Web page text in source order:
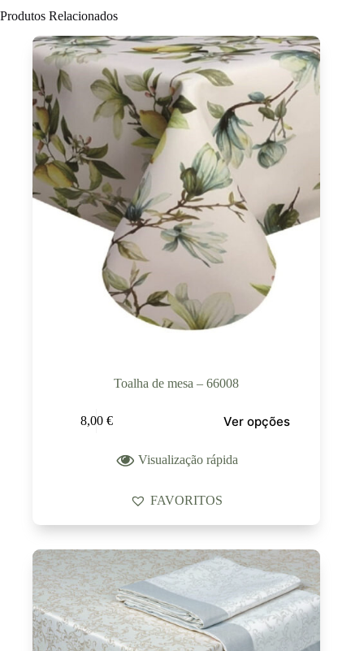
Produtos Relacionados
Toalha de mesa – 66008
8,00 € Ver opções
Visualização rápida
FAVORITOS